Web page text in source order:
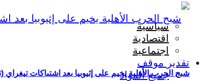
شبح الحرب الأهلية يخيم على إثيوبيا بعد اشتباكات تيغراي
سياسية
اقتصادية
اجتماعية
تقدير موقف
جميع المواد